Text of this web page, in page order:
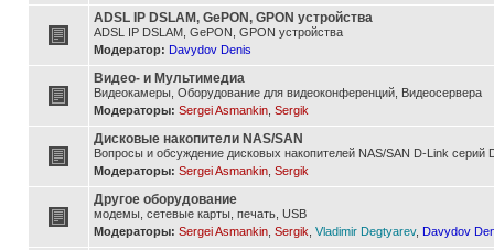
ADSL IP DSLAM, GePON, GPON устройства
ADSL IP DSLAM, GePON, GPON устройства
Модератор: Davydov Denis
Видео- и Мультимедиа
Видеокамеры, Оборудование для видеоконференций, Видеосервера
Модераторы: Sergei Asmankin Sergik
Дисковые накопители NAS/SAN
Вопросы и обсуждение дисковых накопителей NAS/SAN D-Link серий
Модераторы: Sergei Asmankin Sergik
Другое оборудование
модемы, сетевые карты, печать, USB
Модераторы: Sergei Asmankin Sergik Vladimir Degtyarev, Davydov